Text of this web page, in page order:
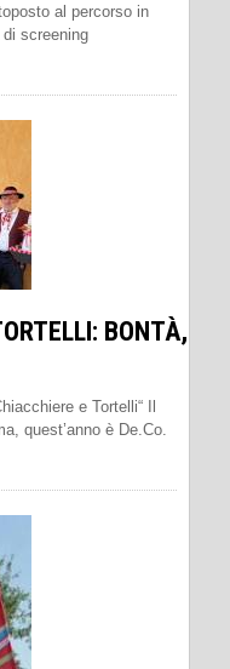
al percorso in
di screening
BONTÀ,
e Tortelli“ Il
quest’anno è De.Co.